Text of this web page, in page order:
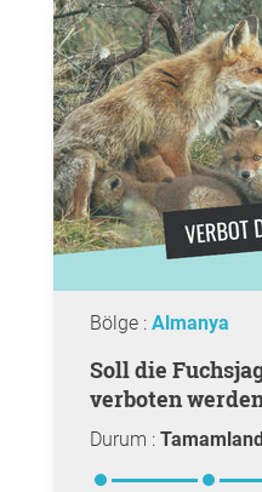
Bölge : Almanya
Soll die Fuchsjagd in Deutschland
verboten
Durum :